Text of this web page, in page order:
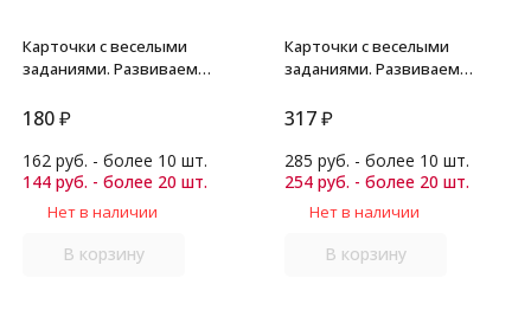
Карточки с веселыми
заданиями. Развиваем
180₽
162 руб. - более 10 шт.
144 руб. - более 20 шт.
Нет в наличии
В корзину
Карточки с веселыми
заданиями. Развиваем
317₽
285 руб. - более 10 шт.
254 руб. - более 20 шт.
Нет в наличии
В корзину